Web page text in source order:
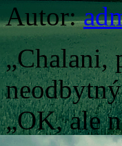
Autor:
„Chalani,
„OK, ale